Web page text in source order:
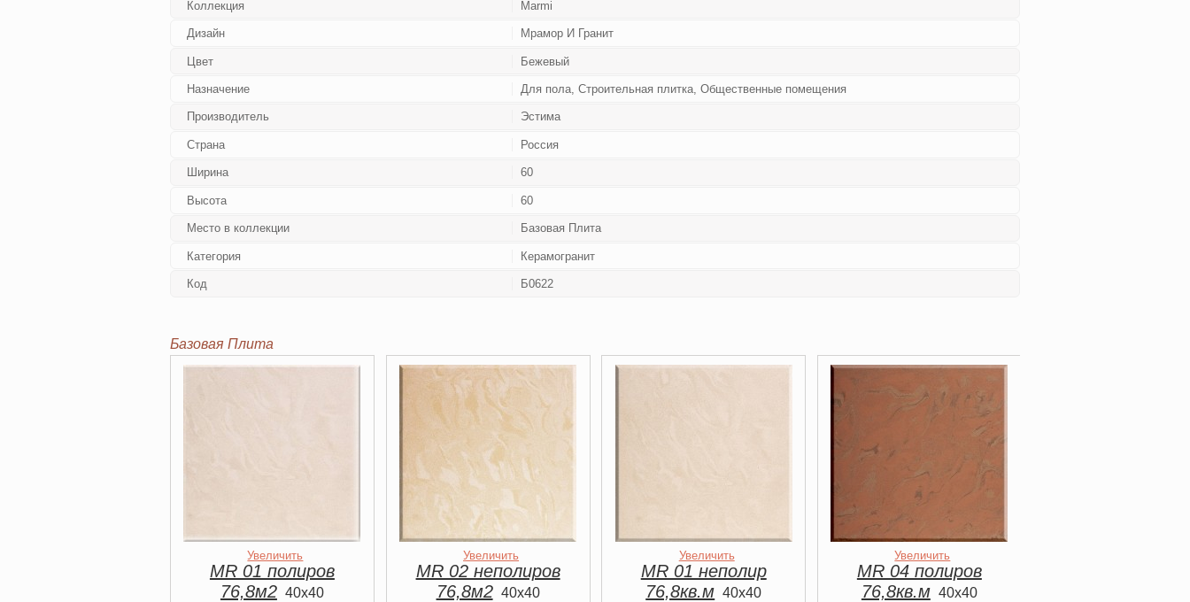
Коллекция Marmi
Дизайн Мрамор И Гранит
Цвет Бежевый
Назначение Для пола, Строительная плитка, Общественные помещения
Производитель Эстима
Страна Россия
Ширина 60
Высота 60
Место в коллекции Базовая Плита
Категория Керамогранит
Код Б0622
Базовая Плита
Увеличить
MR 01 полиров
76,8м2 40x40
Увеличить
MR 02 неполиров
76,8м2 40x40
Увеличить
MR 01 неполир
76,8кв.м 40x40
Увеличить
MR 04 полиров
76,8кв.м 40x40